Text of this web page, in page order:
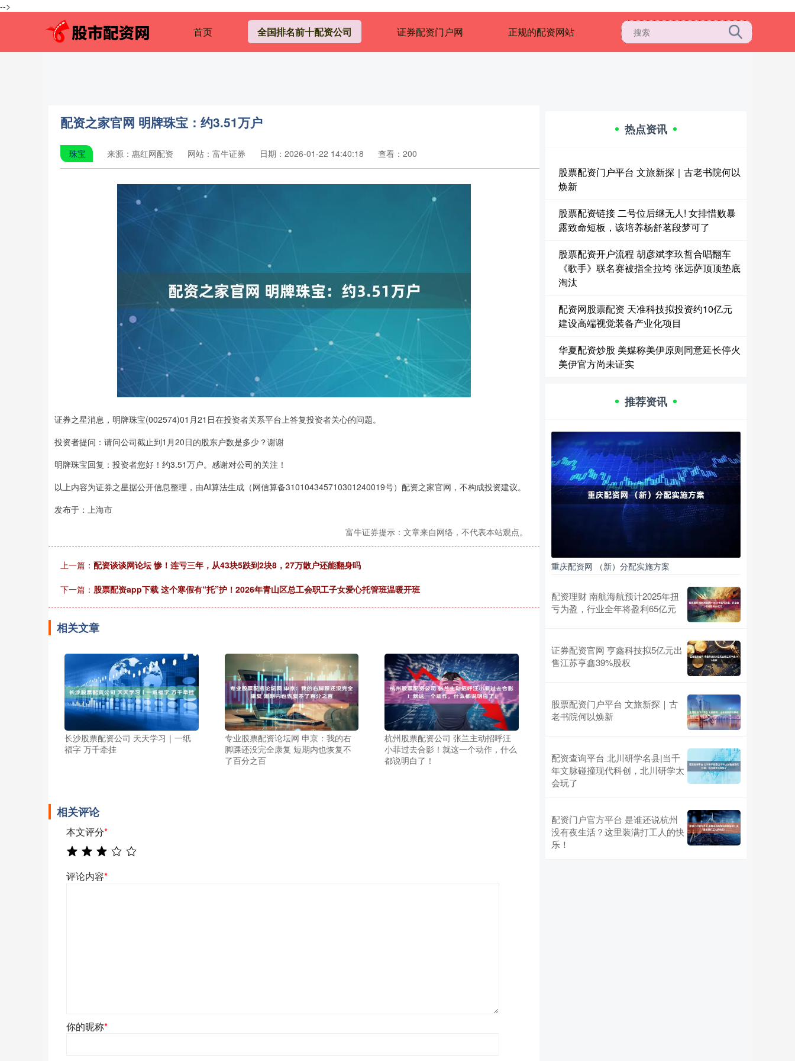
-->
首页 全国排名前十配资公司 证券配资门户网 正规的配资网站
配资之家官网 明牌珠宝：约3.51万户
珠宝 来源：惠红网配资 网站：富牛证券 日期：2026-01-22 14:40:18 查看：200
证券之星消息，明牌珠宝(002574)01月21日在投资者关系平台上答复投资者关心的问题。
投资者提问：请问公司截止到1月20日的股东户数是多少？谢谢
明牌珠宝回复：投资者您好！约3.51万户。感谢对公司的关注！
以上内容为证券之星据公开信息整理，由AI算法生成（网信算备310104345710301240019号）配资之家官网，不构成投资建议。
发布于：上海市
富牛证券提示：文章来自网络，不代表本站观点。
上一篇： 配资谈谈网论坛 惨！连亏三年，从43块5跌到2块8，27万散户还能翻身吗
下一篇： 股票配资app下载 这个寒假有“托”护！2026年青山区总工会职工子女爱心托管班温暖开班
相关文章
长沙股票配资公司 天天学习｜一纸
福字 万千牵挂
专业股票配资论坛网 申京：我的右
脚踝还没完全康复 短期内也恢复不
了百分之百
杭州股票配资公司 张兰主动招呼汪
小菲过去合影！就这一个动作，什么
都说明白了！
相关评论
本文评分*
评论内容*
你的昵称*
热点资讯
股票配资门户平台 文旅新探｜古老书院何以
焕新
股票配资链接 二号位后继无人! 女排惜败暴
露致命短板，该培养杨舒茗段梦可了
股票配资开户流程 胡彦斌李玖哲合唱翻车
《歌手》联名赛被指全拉垮 张远萨顶顶垫底
淘汰
配资网股票配资 天准科技拟投资约10亿元
建设高端视觉装备产业化项目
华夏配资炒股 美媒称美伊原则同意延长停火
美伊官方尚未证实
推荐资讯
重庆配资网 （新）分配实施方案
配资理财 南航海航预计2025年扭
亏为盈，行业全年将盈利65亿元
证券配资官网 亨鑫科技拟5亿元出
售江苏亨鑫39%股权
股票配资门户平台 文旅新探｜古
老书院何以焕新
配资查询平台 北川研学名县|当千
年文脉碰撞现代科创，北川研学太
会玩了
配资门户官方平台 是谁还说杭州
没有夜生活？这里装满打工人的快
乐！